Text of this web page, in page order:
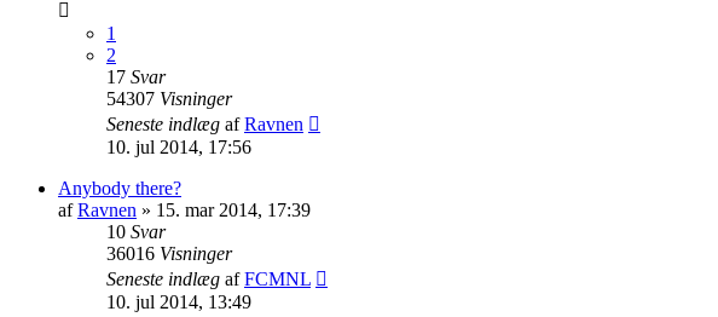
1
2
17 Svar
54307 Visninger
Seneste indlæg afRavnen
10. jul 2014, 17:56
Anybody there?
afRavnen » 15. mar 2014, 17:39
10 Svar
36016 Visninger
Seneste indlæg afFCMNL
10. jul 2014, 13:49